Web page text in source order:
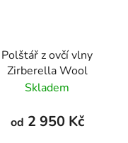
Polštář z ovčí vlny
Zirberella Wool
Skladem
od 2 950 Kč